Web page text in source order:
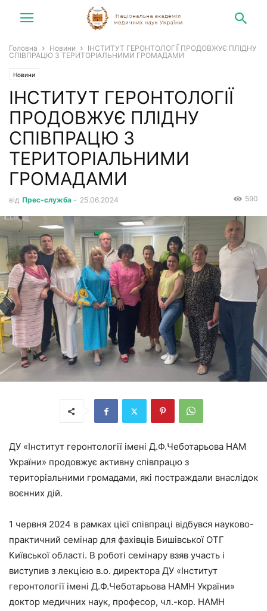
Головна Новини
ІНСТИТУТ ГЕРОНТОЛОГІЇ ПРОДОВЖУЄ ПЛІДНУ
СПІВПРАЦЮ З ТЕРИТОРІАЛЬНИМИ ГРОМАДАМИ
Новини
ІНСТИТУТ ГЕРОНТОЛОГІЇ
ПРОДОВЖУЄ ПЛІДНУ
СПІВПРАЦЮ З
ТЕРИТОРІАЛЬНИМИ
ГРОМАДАМИ
від Прес-служба - 25.06.2024 590
ДУ «Інститут геронтології імені Д.Ф.Чеботарьова НАМ
України» продовжує активну співпрацю з
територіальними громадами, які постраждали внаслідок
воєнних дій.
1 червня 2024 в рамках цієї співпраці відбувся науково-
практичний семінар для фахівців Бишівської ОТГ
Київської області. В роботі семінару взяв участь і
виступив з лекцією в.о. директора ДУ «Інститут
геронтології імені Д.Ф.Чеботарьова НАМН України»
доктор медичних наук, професор, чл.-кор. НАМН